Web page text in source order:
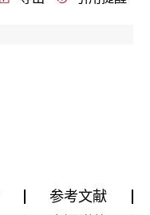
参考文献